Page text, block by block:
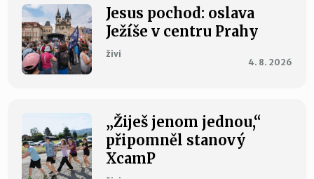
Jesus pochod: oslava
Ježíše v centru Prahy
živi
4. 8. 2026
„Žiješ jenom jednou,“
připomněl stanový
XcamP